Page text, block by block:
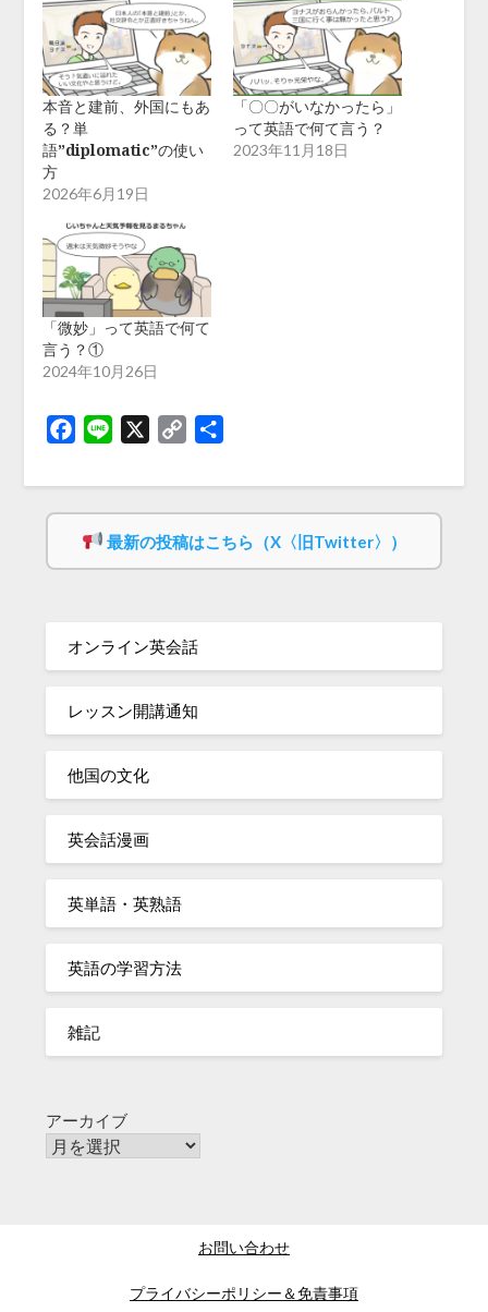
本音と建前、外国にもあ
る？単
語”diplomatic”の使い
方
2026年6月19日
「〇〇がいなかったら」
って英語で何て言う？
2023年11月18日
「微妙」って英語で何て
言う？①
2024年10月26日
Facebook
Line
Copy
最新の投稿はこちら（X〈旧Twitter〉）
オンライン英会話
レッスン開講通知
他国の文化
英会話漫画
英単語・英熟語
英語の学習方法
雑記
アーカイブ
お問い合わせ
プライバシーポリシー＆免責事項